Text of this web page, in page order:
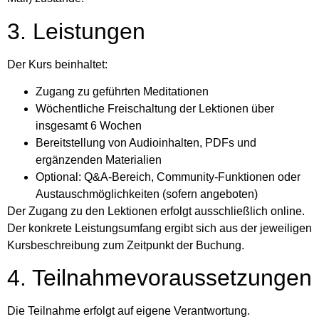
3. Leistungen
Der Kurs beinhaltet:
Zugang zu geführten Meditationen
Wöchentliche Freischaltung der Lektionen über
insgesamt 6 Wochen
Bereitstellung von Audioinhalten, PDFs und
ergänzenden Materialien
Optional: Q&A-Bereich, Community-Funktionen oder
Austauschmöglichkeiten (sofern angeboten)
Der Zugang zu den Lektionen erfolgt ausschließlich online.
Der konkrete Leistungsumfang ergibt sich aus der jeweiligen
Kursbeschreibung zum Zeitpunkt der Buchung.
4. Teilnahmevoraussetzungen
Die Teilnahme erfolgt auf eigene Verantwortung.